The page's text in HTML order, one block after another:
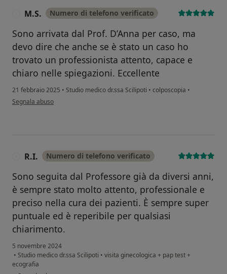
M.S. Numero di telefono verificato
Sono arrivata dal Prof. D’Anna per caso, ma
devo dire che anche se è stato un caso ho
trovato un professionista attento, capace e
chiaro nelle spiegazioni. Eccellente
21 febbraio 2025 • Studio medico dr.ssa Scilipoti • colposcopia •
secondo l'opinione dell'utente M.S.
Segnala abuso
R.I. Numero di telefono verificato
Sono seguita dal Professore già da diversi anni,
è sempre stato molto attento, professionale e
preciso nella cura dei pazienti. È sempre super
puntuale ed è reperibile per qualsiasi
chiarimento.
5 novembre 2024
• Studio medico dr.ssa Scilipoti • visita ginecologica + pap test +
ecografia